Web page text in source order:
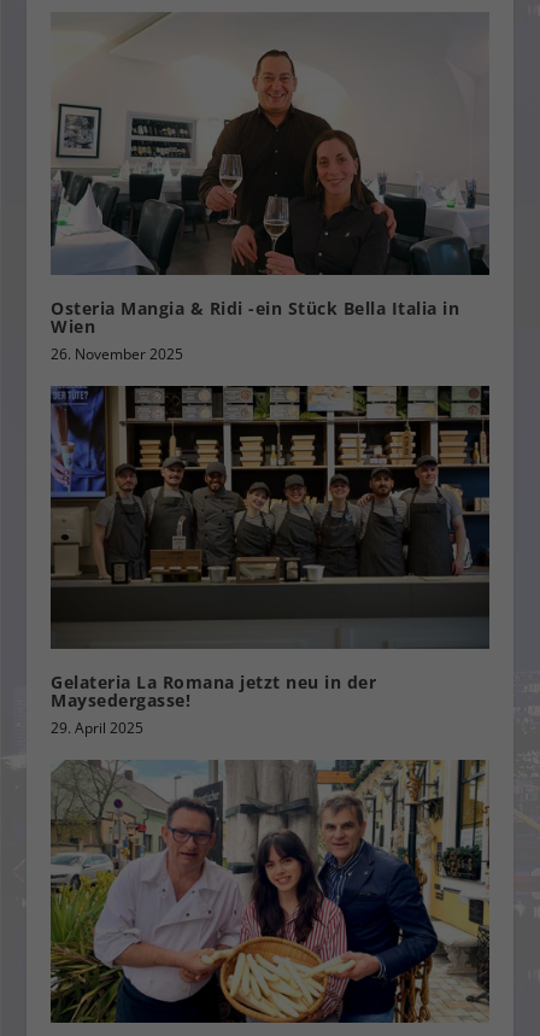
Osteria Mangia & Ridi -ein Stück Bella Italia in
Wien
26. November 2025
Gelateria La Romana jetzt neu in der
Maysedergasse!
29. April 2025